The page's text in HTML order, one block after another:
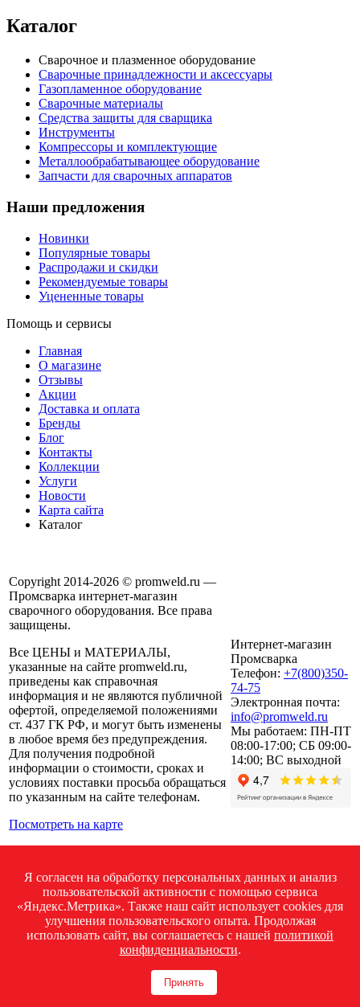
Каталог
Сварочное и плазменное оборудование
Сварочные принадлежности и аксессуары
Газопламенное оборудование
Сварочные материалы
Средства защиты для сварщика
Инструменты
Компрессоры и комплектующие
Металлообрабатывающее оборудование
Запчасти для сварочных аппаратов
Наши предложения
Новинки
Популярные товары
Распродажи и скидки
Рекомендуемые товары
Уцененные товары
Помощь и сервисы
Главная
О магазине
Отзывы
Акции
Доставка и оплата
Бренды
Блог
Контакты
Коллекции
Услуги
Новости
Карта сайта
Каталог
Copyright 2014-2026 © promweld.ru —
Промсварка интернет-магазин
сварочного оборудования. Все права
защищены.
Все ЦЕНЫ и МАТЕРИАЛЫ,
указанные на сайте promweld.ru,
приведены как справочная
информация и не являются публичной
офертой, определяемой положениями
ст. 437 ГК РФ, и могут быть изменены
в любое время без предупреждения.
Для получения подробной
информации о стоимости, сроках и
условиях поставки просьба обращаться
по указанным на сайте телефонам.
Посмотреть на карте
Интернет-магазин
Промсварка
Телефон: +7(800)350-
74-75
Электронная почта:
info@promweld.ru
Мы работаем: ПН-ПТ
08:00-17:00; СБ 09:00-
14:00; ВС выходной
Я согласен на обработку персональных данных и анализ
пользовательской активности с помощью сервиса
«Яндекс.Метрика». Также наш сайт использует cookies для
улучшения пользовательского опыта. Продолжая
использовать сайт, вы соглашаетесь с нашей политикой
конфиденциальности.
Принять